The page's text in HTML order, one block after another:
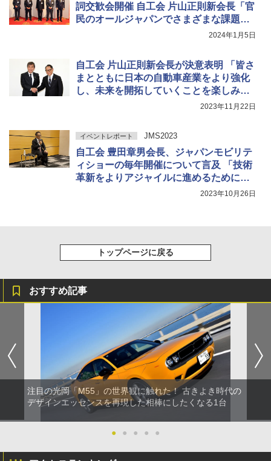
詞交歓会開催 自工会 片山正則新会長「官
民のオールジャパンでさまざまな課題を
2024年1月5日
自工会 片山正則新会長が決意表明 「皆さ
まとともに日本の自動車産業をより強化
し、未来を開拓していくことを楽しみに
2023年11月22日
イベントレポート JMS2023
自工会 豊田章男会長、ジャパンモビリテ
ィショーの毎年開催について言及 「技術
革新をよりアジャイルに進めるために
は、2年に1回のペースメーカーではなく
2023年10月26日
トップページに戻る
おすすめ記事
注目の光岡「M55」の世界観に触れた！ 古きよき時代の
デザインエッセンスを再現した相棒にしたくなる1台
● ● ● ● ●